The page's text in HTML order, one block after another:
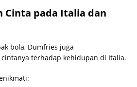
Cinta pada Italia dan
bola, Dumfries juga
terhadap kehidupan di Italia.